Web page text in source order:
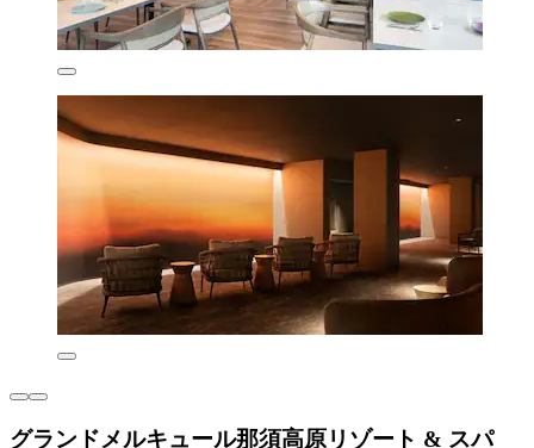
グランドメルキュール那須高原リゾート & スパ